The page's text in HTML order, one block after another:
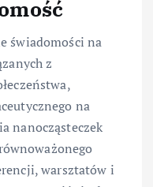
świadomości na
z
na
nanocząsteczek
warsztatów i